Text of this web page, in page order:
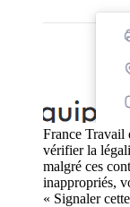
France Travail
vérifier la
malgré ces
inappropriés,
« Signaler